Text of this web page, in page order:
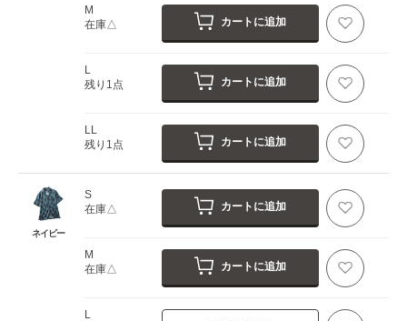
M
在庫△
カートに追加
L
残り1点
カートに追加
LL
残り1点
カートに追加
ネイビー
S
在庫△
カートに追加
M
在庫△
カートに追加
L